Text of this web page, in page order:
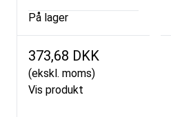
På lager
373,68 DKK
(ekskl. moms)
Vis produkt